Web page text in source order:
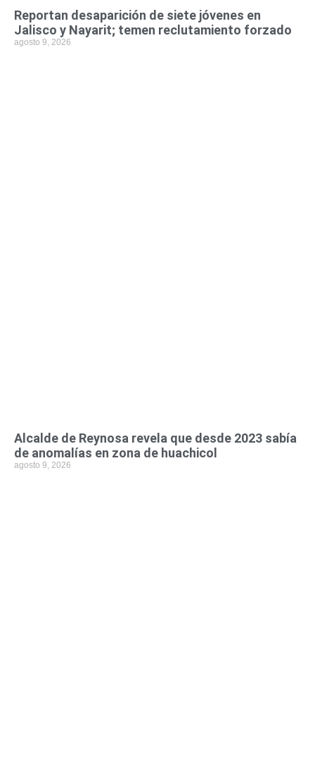
Reportan desaparición de siete jóvenes en
Jalisco y Nayarit; temen reclutamiento forzado
agosto 9, 2026
Alcalde de Reynosa revela que desde 2023 sabía
de anomalías en zona de huachicol
agosto 9, 2026